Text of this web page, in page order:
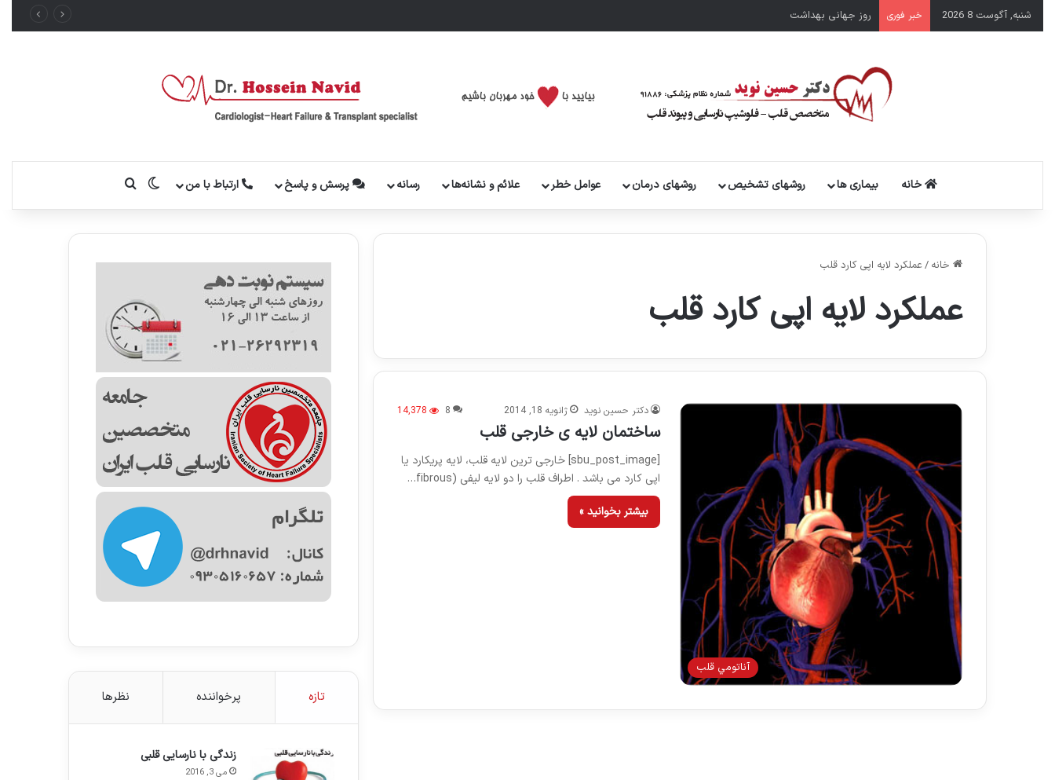
شنبه, آگوست 8 2026 خبر فوری روز جهانی بهداشت
خانه بیماری ها روشهای تشخیص روشهای درمان عوامل خطر علائم و نشانه‌ها رسانه پرسش و پاسخ ارتباط با من تغییر پوسته
خانه /عملکرد لایه اپی کارد قلب
عملکرد لایه اپی کارد قلب
آناتومي قلب
دکتر حسین نوید ژانویه 18, 2014 8
14,378
ساختمان لایه ی خارجی قلب
[sbu_post_image] خارجی ترین لایه قلب، لایه پریکارد یا
اپی کارد می باشد . اطراف قلب را دو لایه لیفی (fibrous…
بیشتر بخوانید »
تازه پرخواننده نظرها
زندگی با نارسایی قلبی
می 3, 2016